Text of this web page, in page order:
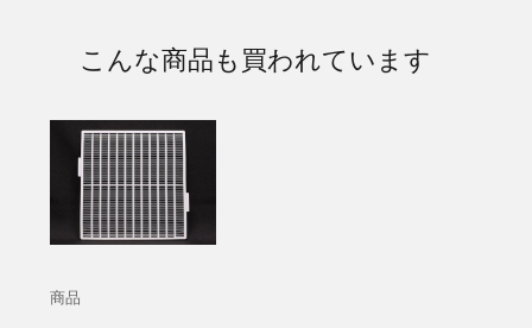
こんな商品も買われています
商品